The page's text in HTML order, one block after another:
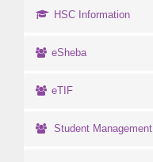
HSC Information
eSheba
eTIF
Student Management